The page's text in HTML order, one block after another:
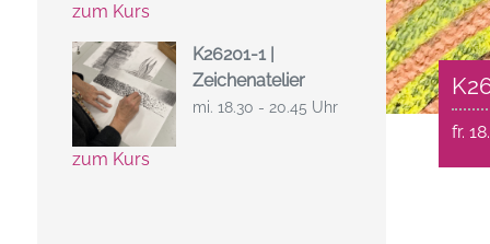
zum Kurs
zum Kurs
K26201-1 |
Zeichenatelier
mi. 18.30 - 20.45 Uhr
fr.